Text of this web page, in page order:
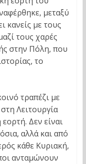
μεταξύ
κανείς με τους
τους χαρές
στην Πόλη, που
το
τραπέζι με
Λειτουργία
Δεν είναι
αλλά και από
κάθε Κυριακή,
ανταμώνουν